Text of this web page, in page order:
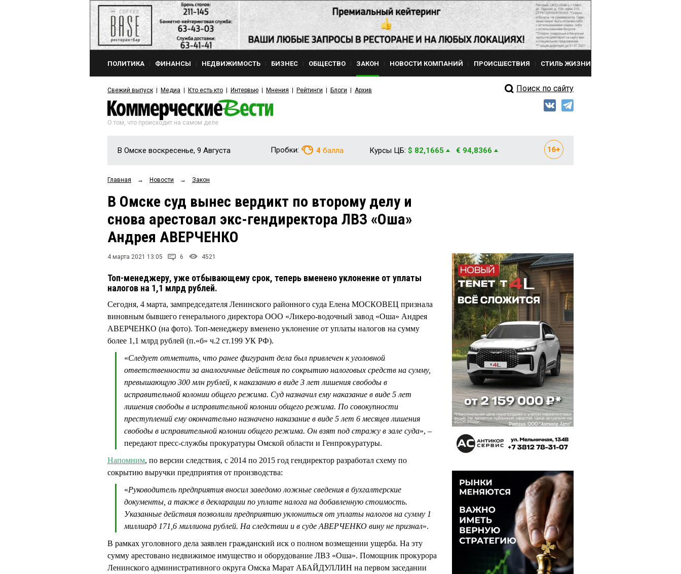
ПОЛИТИКА ФИНАНСЫ НЕДВИЖИМОСТЬ БИЗНЕС ОБЩЕСТВО ЗАКОН НОВОСТИ КОМПАНИЙ ПРОИСШЕСТВИЯ СТИЛЬ ЖИЗНИ
Свежий выпуск Медиа Кто есть кто Интервью Мнения Рейтинги Блоги Архив Поиск по сайту
О том, что происходит на самом деле
В Омске воскресенье, 9 Августа Пробки: 4 балла Курсы ЦБ: $ 82,1665 € 94,8366
Главная → Новости → Закон
В Омске суд вынес вердикт по второму делу и
снова арестовал экс-гендиректора ЛВЗ «Оша»
Андрея АВЕРЧЕНКО
4 марта 2021 13:05 6 4521
Топ-менеджеру, уже отбывающему срок, теперь вменено уклонение от уплаты
налогов на 1,1 млрд рублей.
Сегодня, 4 марта, зампредседателя Ленинского районного суда Елена МОСКОВЕЦ признала
виновным бывшего генерального директора ООО «Ликеро-водочный завод «Оша» Андрея
АВЕРЧЕНКО (на фото). Топ-менеджеру вменено уклонение от уплаты налогов на сумму
более 1,1 млрд рублей (п.«б» ч.2 ст.199 УК РФ).
«Следует отметить, что ранее фигурант дела был привлечен к уголовной
ответственности за аналогичные действия по сокрытию налоговых средств на сумму,
превышающую 300 млн рублей, к наказанию в виде 3 лет лишения свободы в
исправительной колонии общего режима. Суд назначил ему наказание в виде 5 лет
лишения свободы в исправительной колонии общего режима. По совокупности
преступлений ему окончательно назначено наказание в виде 5 лет 6 месяцев лишения
свободы в исправительной колонии общего режима. Он взят под стражу в зале суда», –
передают пресс-службы прокуратуры Омской области и Генпрокуратуры.
Напомним, по версии следствия, с 2014 по 2015 год гендиректор разработал схему по
сокрытию выручки предприятия от производства:
«Руководитель предприятия вносил заведомо ложные сведения в бухгалтерские
документы, а также в декларации по уплате налога на добавленную стоимость.
Указанные действия позволили предприятию уклониться от уплаты налогов на сумму 1
миллиард 171,6 миллиона рублей. На следствии и в суде АВЕРЧЕНКО вину не признал».
В рамках уголовного дела заявлен гражданский иск о полном возмещении ущерба. На эту
сумму арестовано недвижимое имущество и оборудование ЛВЗ «Оша». Помощник прокурора
Ленинского административного округа Омска Марат АБАЙДУЛЛИН на первом заседании